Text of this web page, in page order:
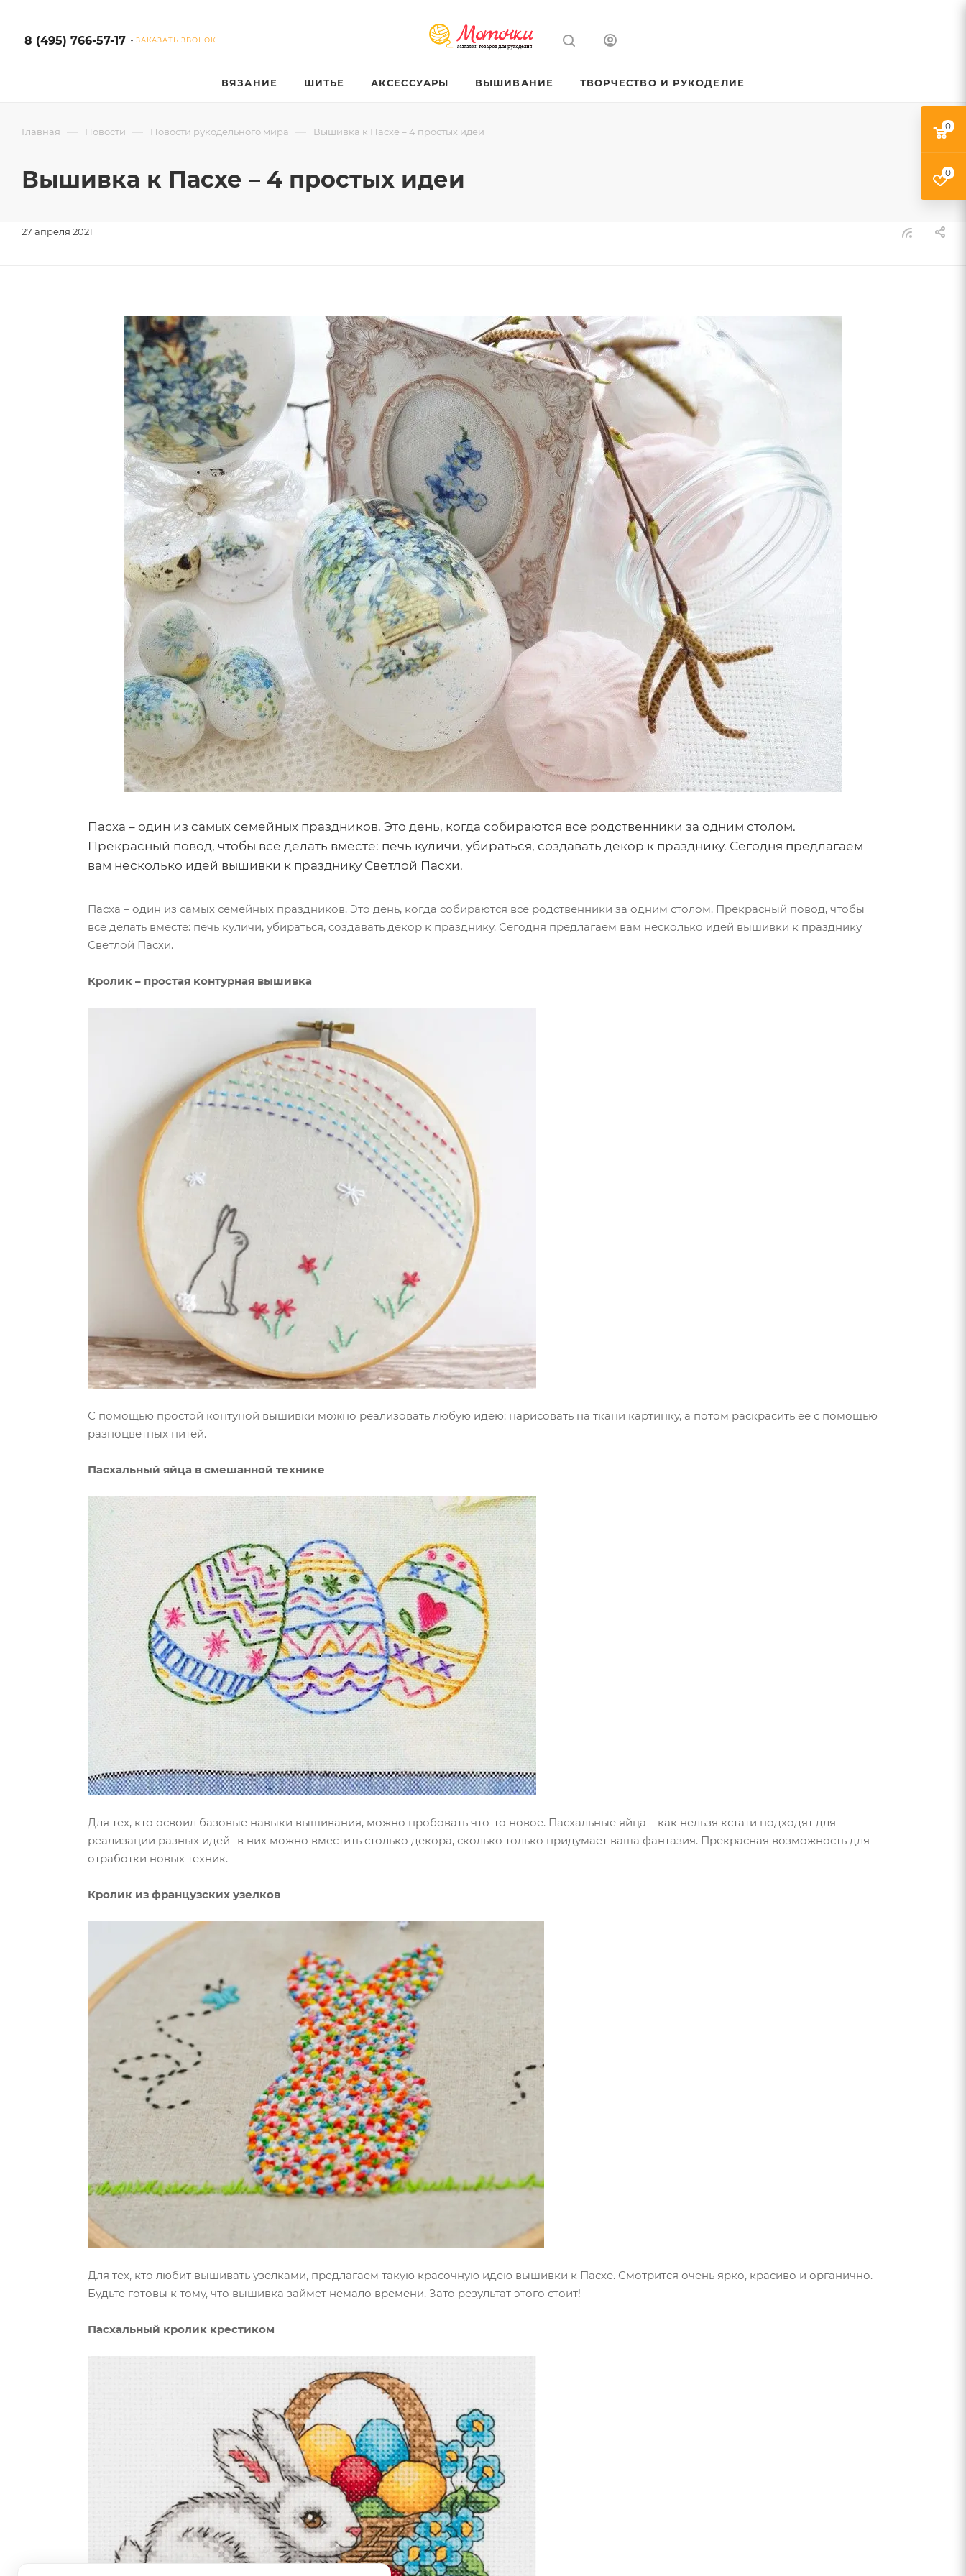
8 (495) 766-57-17 ЗАКАЗАТЬ ЗВОНОК
ВЯЗАНИЕ ШИТЬЕ АКСЕССУАРЫ ВЫШИВАНИЕ ТВОРЧЕСТВО И РУКОДЕЛИЕ
Главная — Новости — Новости рукодельного мира — Вышивка к Пасхе – 4 простых идеи
Вышивка к Пасхе – 4 простых идеи
27 апреля 2021
Пасха – один из самых семейных праздников. Это день, когда собираются все родственники за одним столом.
Прекрасный повод, чтобы все делать вместе: печь куличи, убираться, создавать декор к празднику. Сегодня предлагаем
вам несколько идей вышивки к празднику Светлой Пасхи.
Пасха – один из самых семейных праздников. Это день, когда собираются все родственники за одним столом. Прекрасный повод, чтобы
все делать вместе: печь куличи, убираться, создавать декор к празднику. Сегодня предлагаем вам несколько идей вышивки к празднику
Светлой Пасхи.
Кролик – простая контурная вышивка
С помощью простой контуной вышивки можно реализовать любую идею: нарисовать на ткани картинку, а потом раскрасить ее с помощью
разноцветных нитей.
Пасхальный яйца в смешанной технике
Для тех, кто освоил базовые навыки вышивания, можно пробовать что-то новое. Пасхальные яйца – как нельзя кстати подходят для
реализации разных идей- в них можно вместить столько декора, сколько только придумает ваша фантазия. Прекрасная возможность для
отработки новых техник.
Кролик из французских узелков
Для тех, кто любит вышивать узелками, предлагаем такую красочную идею вышивки к Пасхе. Смотрится очень ярко, красиво и органично.
Будьте готовы к тому, что вышивка займет немало времени. Зато результат этого стоит!
Пасхальный кролик крестиком
0
0